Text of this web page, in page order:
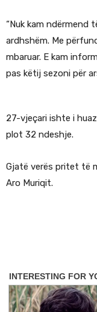
“Nuk kam ndërmend
ardhshëm. Me
mbaruar. E kam
pas këtij sezoni për
27-vjeçari ishte i
plot 32 ndeshje.
Gjatë verës pritet të
Aro Muriqit.